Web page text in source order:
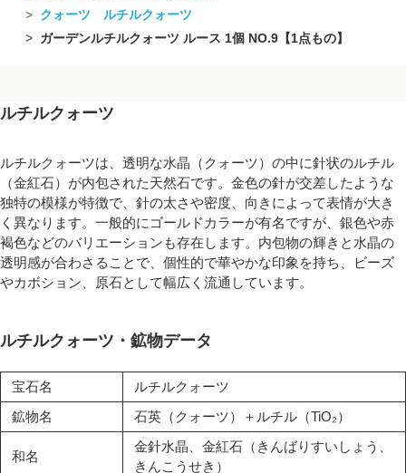
クォーツ ルチルクォーツ
ガーデンルチルクォーツ ルース 1個 NO.9【1点もの】
ルチルクォーツ
ルチルクォーツは、透明な水晶（クォーツ）の中に針状のルチル
（金紅石）が内包された天然石です。金色の針が交差したような
独特の模様が特徴で、針の太さや密度、向きによって表情が大き
く異なります。一般的にゴールドカラーが有名ですが、銀色や赤
褐色などのバリエーションも存在します。内包物の輝きと水晶の
透明感が合わさることで、個性的で華やかな印象を持ち、ビーズ
やカボション、原石として幅広く流通しています。
ルチルクォーツ・鉱物データ
宝石名
ルチルクォーツ
鉱物名
石英（クォーツ）＋ルチル（TiO₂）
和名
金針水晶、金紅石（きんばりすいしょう、
きんこうせき）